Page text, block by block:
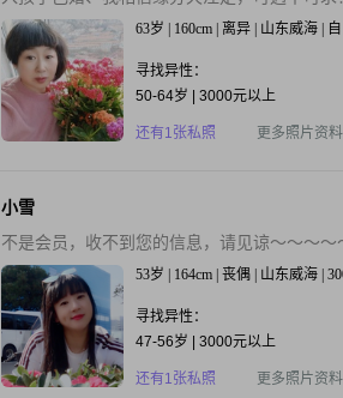
63岁 | 160cm | 离异 | 山东威海 |
寻找异性：
50-64岁 | 3000元以上
还有1张私照 更多照片资料
小雪
不是会员，收不到您的信息，请见谅～～～
53岁 | 164cm | 丧偶 | 山东威海 |
寻找异性：
47-56岁 | 3000元以上
还有1张私照 更多照片资料